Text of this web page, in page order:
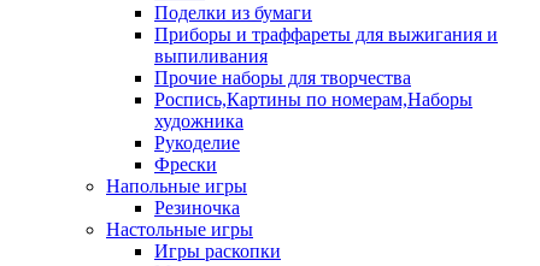
Поделки из бумаги
Приборы и траффареты для выжигания и
выпиливания
Прочие наборы для творчества
Роспись,Картины по номерам,Наборы
художника
Рукоделие
Фрески
Напольные игры
Резиночка
Настольные игры
Игры раскопки